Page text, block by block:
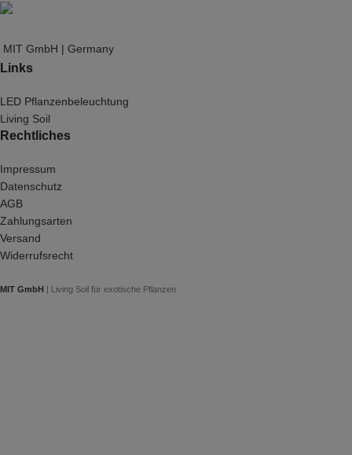
MIT GmbH | Germany
Links
LED Pflanzenbeleuchtung
Living Soil
Rechtliches
Impressum
Datenschutz
AGB
Zahlungsarten
Versand
Widerrufsrecht
MIT GmbH | Living Soil für exotische Pflanzen